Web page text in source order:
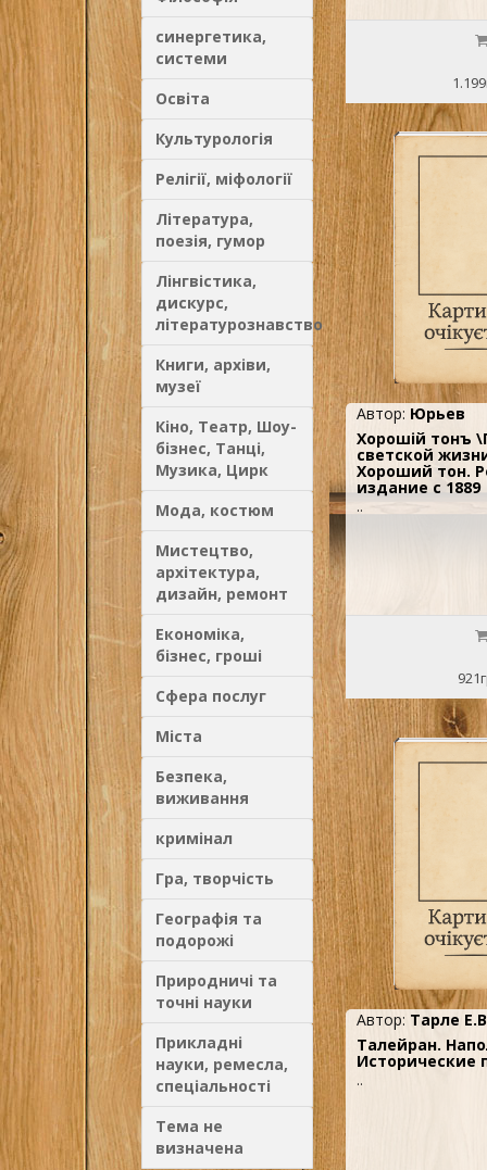
синергетика,
системи
Освіта
Культурологія
Релігії, міфології
Література,
поезія, гумор
Лінгвістика,
дискурс,
літературознавство
Книги, архіви,
музеї
Кіно, Театр, Шоу-
бізнес, Танці,
Музика, Цирк
Мода, костюм
Мистецтво,
архітектура,
дизайн, ремонт
Економіка,
бізнес, гроші
Сфера послуг
Міста
Безпека,
виживання
кримінал
Гра, творчість
Географія та
подорожі
Природничі та
точні науки
Прикладні
науки, ремесла,
спеціальності
Тема не
визначена
Автор: Юрьев
Хорошій тонъ
светской
Хороший тон.
издание с 1889
..
Автор: Тарле
Талейран.
Исторические
..